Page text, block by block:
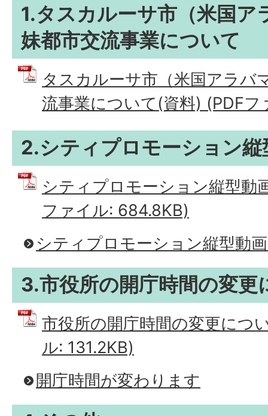
1.タスカルーサ市（米国ア
妹都市交流事業について
タスカルーサ市（米国アラバ
流事業について(資料) (PDF
2.シティプロモーション
シティプロモーション縦型動
ファイル: 684.8KB)
シティプロモーション縦型動
3.市役所の開庁時間の変更
市役所の開庁時間の変更につ
ル: 131.2KB)
開庁時間が変わります